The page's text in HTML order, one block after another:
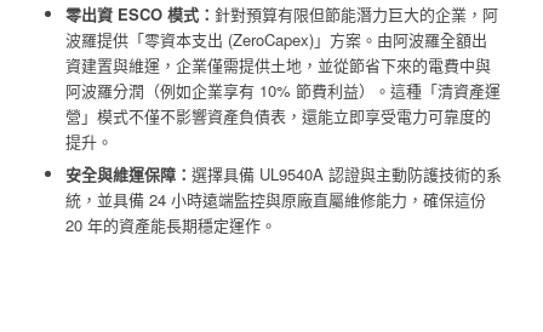
零出資 ESCO 模式： 針對預算有限但節能潛力巨大的企業，阿
波羅提供「零資本支出 (ZeroCapex)」方案。由阿波羅全額出
資建置與維運，企業僅需提供土地，並從節省下來的電費中與
阿波羅分潤（例如企業享有 10% 節費利益）。這種「清資產運
營」模式不僅不影響資產負債表，還能立即享受電力可靠度的
提升。
安全與維運保障： 選擇具備 UL9540A 認證與主動防護技術的系
統，並具備 24 小時遠端監控與原廠直屬維修能力，確保這份
20 年的資產能長期穩定運作。